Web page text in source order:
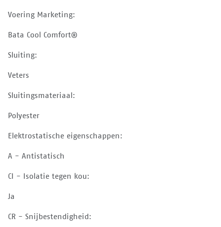
Voering Marketing:
Bata Cool Comfort®
Sluiting:
Veters
Sluitingsmateriaal:
Polyester
Elektrostatische eigenschappen:
A - Antistatisch
CI - Isolatie tegen kou:
Ja
CR - Snijbestendigheid: